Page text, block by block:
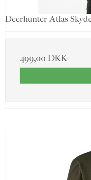
Deerhunter Atlas
499,00 DKK